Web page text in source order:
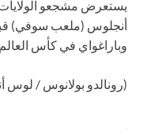
يستعرض مشجعو
أنجلوس (ملعب سوفي) قبل
وباراغواي في كأس
(رونالدو بولانوس / لوس